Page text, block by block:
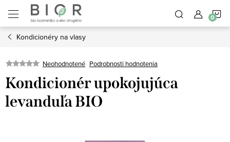
obsah
Kondicionéry na vlasy
Neohodnotené Podrobnosti hodnotenia
Kondicionér upokojujúca
levanduľa BIO